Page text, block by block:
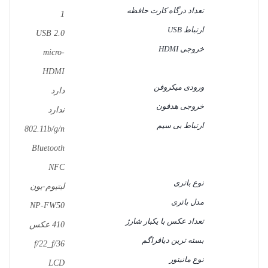
تعداد درگاه کارت حافظه
1
ارتباط USB
USB 2.0
خروجی HDMI
micro-
HDMI
ورودی میکروفن
دارد
خروجی هدفون
ندارد
ارتباط بی سیم
802.11b/g/n
Bluetooth
NFC
نوع باتری
لیتیوم-یون
مدل باتری
NP-FW50
تعداد عکس با یکبار شارژ
410 عکس
بسته ترین دیافراگم
f/22_f/36
نوع مانیتور
LCD